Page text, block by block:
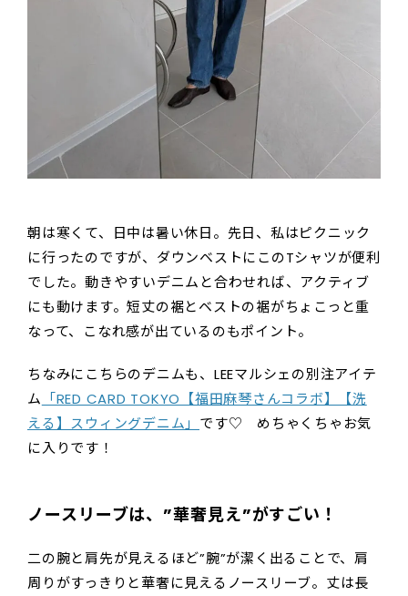
朝は寒くて、日中は暑い休日。先日、私はピクニック
に行ったのですが、ダウンベストにこのTシャツが便利
でした。動きやすいデニムと合わせれば、アクティブ
にも動けます。短丈の裾とベストの裾がちょこっと重
なって、こなれ感が出ているのもポイント。
ちなみにこちらのデニムも、LEEマルシェの別注アイテ
ム 「RED CARD TOKYO【福田麻琴さんコラボ】【洗
える】スウィングデニム」 です♡ めちゃくちゃお気
に入りです！
ノースリーブは、”華奢見え”がすごい！
二の腕と肩先が見えるほど”腕”が潔く出ることで、肩
周りがすっきりと華奢に見えるノースリーブ。丈は長